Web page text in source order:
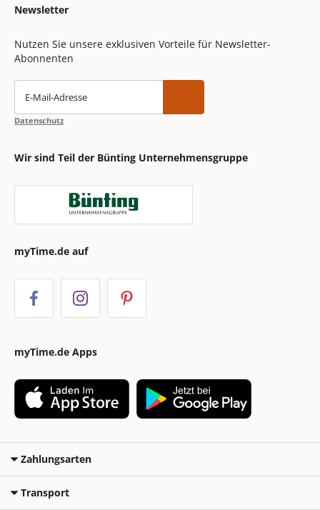
Newsletter
Nutzen Sie unsere exklusiven Vorteile für Newsletter-
Abonnenten
E-Mail-Adresse
Datenschutz
Wir sind Teil der Bünting Unternehmensgruppe
myTime.de auf
myTime.de Apps
Zahlungsarten
Transport